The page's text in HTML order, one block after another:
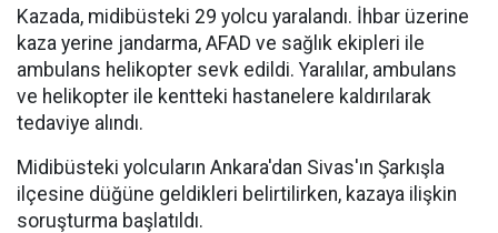
Kazada, midibüsteki 29 yolcu yaralandı. İhbar üzerine
kaza yerine jandarma, AFAD ve sağlık ekipleri ile
ambulans helikopter sevk edildi. Yaralılar, ambulans
ve helikopter ile kentteki hastanelere kaldırılarak
tedaviye alındı.
Midibüsteki yolcuların Ankara'dan Sivas'ın Şarkışla
ilçesine düğüne geldikleri belirtilirken, kazaya ilişkin
soruşturma başlatıldı.